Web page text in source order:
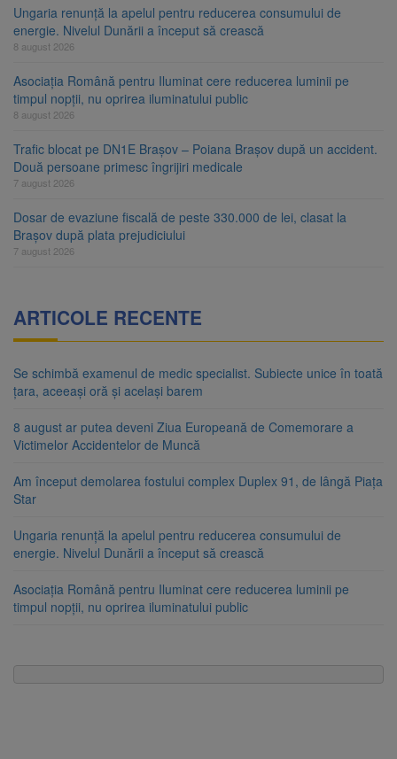
Ungaria renunță la apelul pentru reducerea consumului de
energie. Nivelul Dunării a început să crească
8 august 2026
Asociația Română pentru Iluminat cere reducerea luminii pe
timpul nopții, nu oprirea iluminatului public
8 august 2026
Trafic blocat pe DN1E Brașov – Poiana Brașov după un accident.
Două persoane primesc îngrijiri medicale
7 august 2026
Dosar de evaziune fiscală de peste 330.000 de lei, clasat la
Brașov după plata prejudiciului
7 august 2026
ARTICOLE RECENTE
Se schimbă examenul de medic specialist. Subiecte unice în toată
țara, aceeași oră și același barem
8 august ar putea deveni Ziua Europeană de Comemorare a
Victimelor Accidentelor de Muncă
Am început demolarea fostului complex Duplex 91, de lângă Piața
Star
Ungaria renunță la apelul pentru reducerea consumului de
energie. Nivelul Dunării a început să crească
Asociația Română pentru Iluminat cere reducerea luminii pe
timpul nopții, nu oprirea iluminatului public